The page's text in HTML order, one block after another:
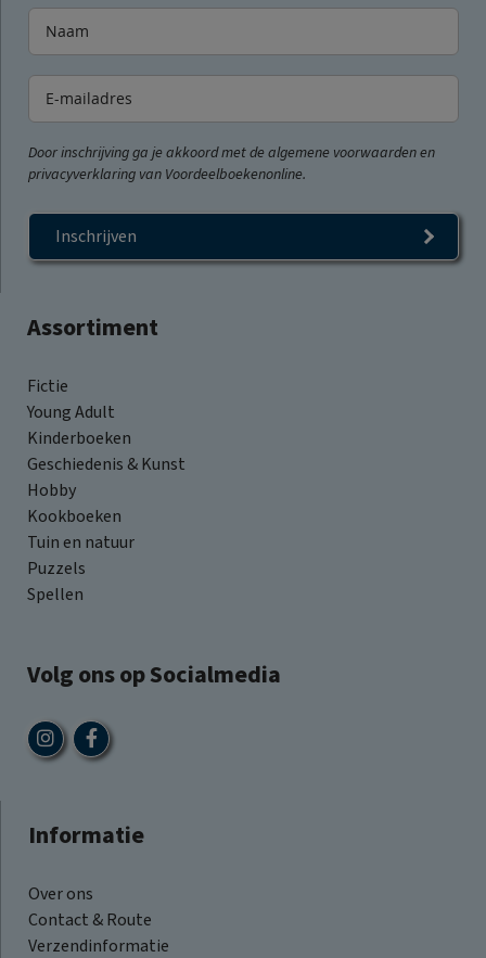
Assortiment
Fictie
Young Adult
Kinderboeken
Geschiedenis & Kunst
Hobby
Kookboeken
Tuin en natuur
Puzzels
Spellen
Volg ons op Socialmedia
Informatie
Over ons
Contact & Route
Verzendinformatie
Door inschrijving ga je akkoord met de algemene voorwaarden en
privacyverklaring van Voordeelboekenonline.
Inschrijven